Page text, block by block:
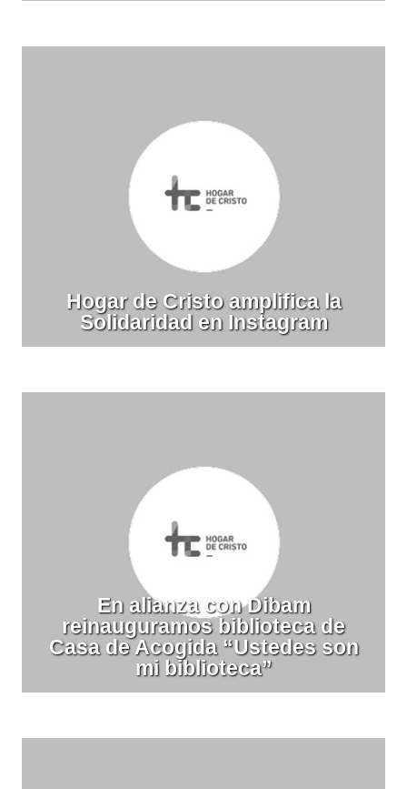
Hogar de Cristo amplifica la
Solidaridad en Instagram
En alianza con Dibam
reinauguramos biblioteca de
Casa de Acogida “Ustedes son
mi biblioteca”